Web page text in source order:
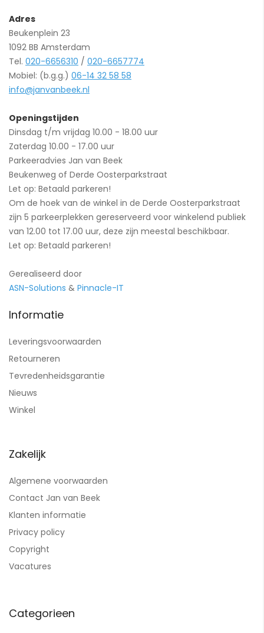
Adres
Beukenplein 23
1092 BB Amsterdam
Tel. 020-6656310 / 020-6657774
Mobiel: (b.g.g.) 06-14 32 58 58
info@janvanbeek.nl
Openingstijden
Dinsdag t/m vrijdag 10.00 - 18.00 uur
Zaterdag 10.00 - 17.00 uur
Parkeeradvies Jan van Beek
Beukenweg of Derde Oosterparkstraat
Let op: Betaald parkeren!
Om de hoek van de winkel in de Derde Oosterparkstraat
zijn 5 parkeerplekken gereserveerd voor winkelend publiek
van 12.00 tot 17.00 uur, deze zijn meestal beschikbaar.
Let op: Betaald parkeren!
Gerealiseerd door
ASN-Solutions & Pinnacle-IT
Informatie
Leveringsvoorwaarden
Retourneren
Tevredenheidsgarantie
Nieuws
Winkel
Zakelijk
Algemene voorwaarden
Contact Jan van Beek
Klanten informatie
Privacy policy
Copyright
Vacatures
Categorieen